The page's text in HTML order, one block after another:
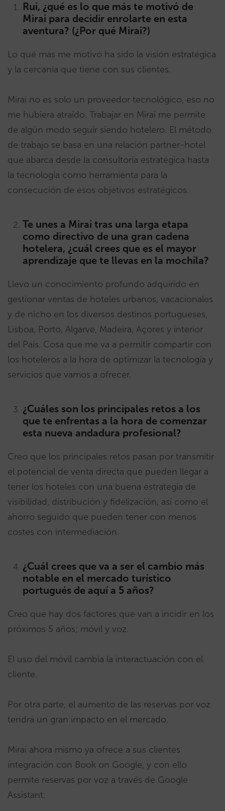
Rui, ¿qué es lo que más te motivó de
Mirai para decidir enrolarte en esta
aventura? (¿Por qué Mirai?)
Lo qué mas me motivó ha sido la visión estratégica
y la cercanía que tiene con sus clientes.
Mirai no es solo un proveedor tecnológico, eso no
me hubiera atraído. Trabajar en Mirai me permite
de algún modo seguir siendo hotelero. El método
de trabajo se basa en una relación partner-hotel
que abarca desde la consultoría estratégica hasta
la tecnología como herramienta para la
consecución de esos objetivos estratégicos.
Te unes a Mirai tras una larga etapa
como directivo de una gran cadena
hotelera, ¿cuál crees que es el mayor
aprendizaje que te llevas en la mochila?
Llevo un conocimiento profundo adquirido en
gestionar ventas de hoteles urbanos, vacacionales
y de nicho en los diversos destinos portugueses,
Lisboa, Porto, Algarve, Madeira, Açores y interior
del País. Cosa que me va a permitir compartir con
los hoteleros a la hora de optimizar la tecnología y
servicios que vamos a ofrecer.
¿Cuáles son los principales retos a los
que te enfrentas a la hora de comenzar
esta nueva andadura profesional?
Creo que los principales retos pasan por transmitir
el potencial de venta directa que pueden llegar a
tener los hoteles con una buena estrategia de
visibilidad, distribución y fidelización, así como el
ahorro seguido que pueden tener con menos
costes con intermediación.
¿Cuál crees que va a ser el cambio más
notable en el mercado turístico
portugués de aquí a 5 años?
Creo que hay dos factores que van a incidir en los
próximos 5 años; móvil y voz.
El uso del móvil cambia la interactuación con el
cliente.
Por otra parte, el aumento de las reservas por voz
tendrá un gran impacto en el mercado.
Mirai ahora mismo ya ofrece a sus clientes
integración con Book on Google, y con ello
permite reservas por voz a través de Google
Assistant.